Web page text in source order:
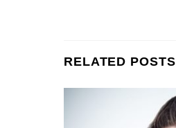
RELATED POSTS